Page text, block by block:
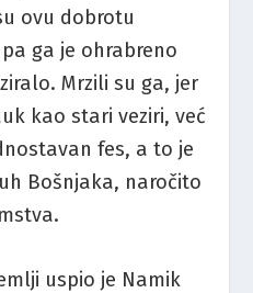
ovu dobrotu
ga je ohrabreno
Mrzili su ga, jer
kao stari veziri, već
fes, a to je
Bošnjaka, naročito
uspio je Namik